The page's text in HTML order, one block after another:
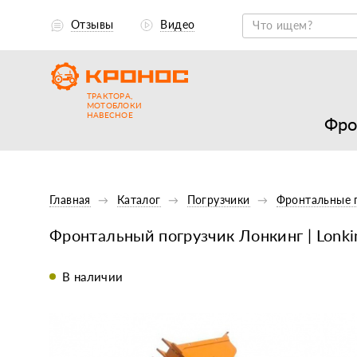
Отзывы Видео
ТРАКТОРА,
МОТОБЛОКИ
НАВЕСНОЕ
Главная Каталог Погрузчики Фронтальные
Фронтальный погрузчик Лонкинг |
В наличии